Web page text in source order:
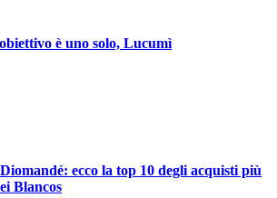
è uno solo, Lucumì
ecco la top 10 degli acquisti più
Blancos